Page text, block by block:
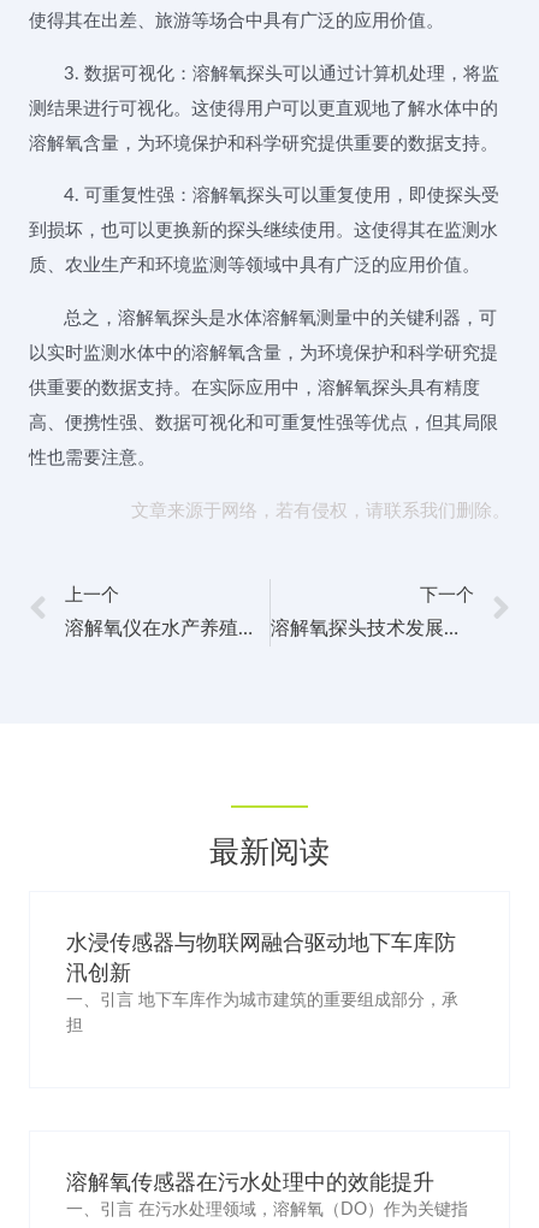
使得其在出差、旅游等场合中具有广泛的应用价值。
3. 数据可视化：溶解氧探头可以通过计算机处理，将监
测结果进行可视化。这使得用户可以更直观地了解水体中的
溶解氧含量，为环境保护和科学研究提供重要的数据支持。
4. 可重复性强：溶解氧探头可以重复使用，即使探头受
到损坏，也可以更换新的探头继续使用。这使得其在监测水
质、农业生产和环境监测等领域中具有广泛的应用价值。
总之，溶解氧探头是水体溶解氧测量中的关键利器，可
以实时监测水体中的溶解氧含量，为环境保护和科学研究提
供重要的数据支持。在实际应用中，溶解氧探头具有精度
高、便携性强、数据可视化和可重复性强等优点，但其局限
性也需要注意。
文章来源于网络，若有侵权，请联系我们删除。
上一个
溶解氧仪在水产养殖与生态保护中的多功能应用
下一个
溶解氧探头技术发展与应用：实现水质监测的突破
最新阅读
水浸传感器与物联网融合驱动地下车库防
汛创新
一、引言 地下车库作为城市建筑的重要组成部分，承
担
溶解氧传感器在污水处理中的效能提升
一、引言 在污水处理领域，溶解氧（DO）作为关键指